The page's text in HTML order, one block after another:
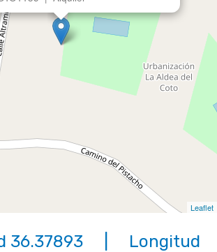
Leaflet
36.37893 | Longitud